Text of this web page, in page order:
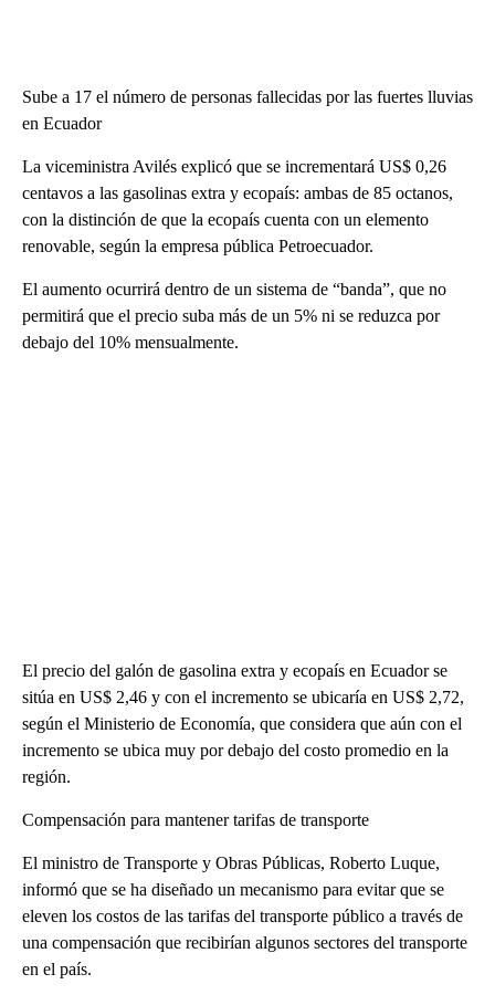
Sube a 17 el número de personas fallecidas por las fuertes lluvias
en Ecuador
La viceministra Avilés explicó que se incrementará US$ 0,26
centavos a las gasolinas extra y ecopaís: ambas de 85 octanos,
con la distinción de que la ecopaís cuenta con un elemento
renovable, según la empresa pública Petroecuador.
El aumento ocurrirá dentro de un sistema de “banda”, que no
permitirá que el precio suba más de un 5% ni se reduzca por
debajo del 10% mensualmente.
El precio del galón de gasolina extra y ecopaís en Ecuador se
sitúa en US$ 2,46 y con el incremento se ubicaría en US$ 2,72,
según el Ministerio de Economía, que considera que aún con el
incremento se ubica muy por debajo del costo promedio en la
región.
Compensación para mantener tarifas de transporte
El ministro de Transporte y Obras Públicas, Roberto Luque,
informó que se ha diseñado un mecanismo para evitar que se
eleven los costos de las tarifas del transporte público a través de
una compensación que recibirían algunos sectores del transporte
en el país.